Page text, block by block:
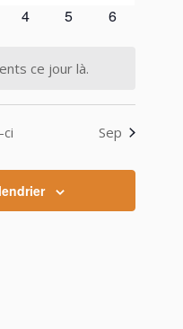
0
4
0
5
0
6
ce jour là.
ci Sep